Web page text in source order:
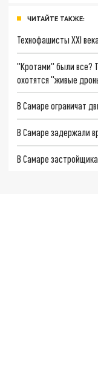
ЧИТАЙТЕ ТАКЖЕ:
Технофашисты XXI века
"Кротами" были все?
охотятся "живые
В Самаре ограничат
В Самаре задержали
В Самаре